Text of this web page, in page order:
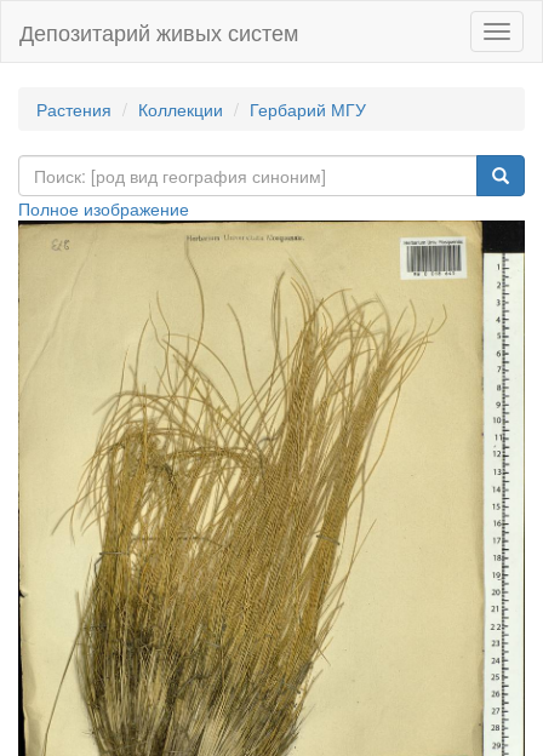
Депозитарий живых систем
Растения Коллекции Гербарий МГУ
Полное изображение